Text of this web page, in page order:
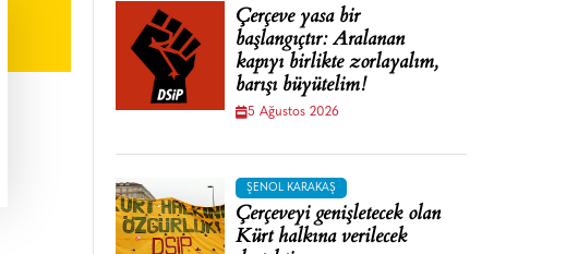
Çerçeve yasa bir
başlangıçtır: Aralanan
kapıyı birlikte zorlayalım,
barışı büyütelim!
5 Ağustos 2026
ŞENOL KARAKAŞ
Çerçeveyi genişletecek olan
Kürt halkına verilecek